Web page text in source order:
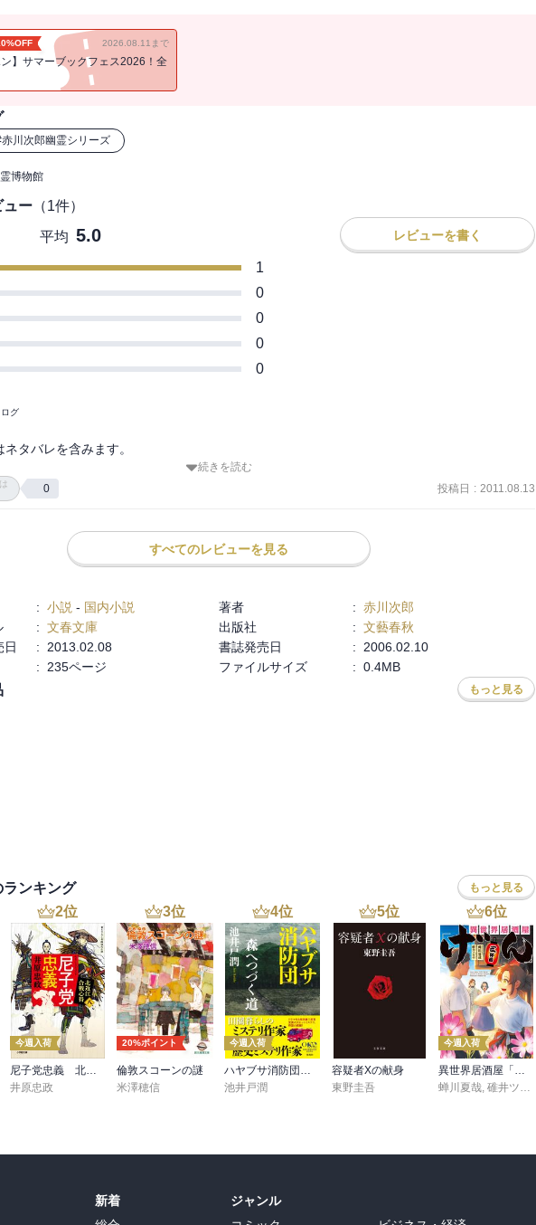
2026.08.11まで
ン】サマーブックフェス2026！全
赤川次郎幽霊シリーズ
博物館
ュー （1件）
平均 5.0 レビューを書く
1
0
0
0
0
グ
タバレを含みます。
事との物語なのに、暗い話と明るい話があるのが面白い。
に上る
ななめ」「挽歌」「終り」
えたものが多い。
な状況や、体調によるのだろうか。
年月を入れて、表にすると面白いかもしれない。
場人物の明るさ、結論の暗さを5段階評価して、その流れを読めば、
かもしれない。
続きを読む
0 投稿日 : 2011.08.13
すべてのレビューを見る
: 小説 - 国内小説 著者 : 赤川次郎
: 文春文庫 出版社 : 文藝春秋
日
: 2013.02.08 書誌発売日 :
2006.02.10
: 235ページ ファイルサイズ : 0.4MB
もっと見る
ランキング もっと見る
2位
今週入荷
尼子党忠義 北近江合戦心得〈八〉
井原忠政
3位
20%ポイント
倫敦スコーンの謎
米澤穂信
4位
今週入荷
池井戸潤
5位
容疑者Xの献身
東野圭吾
6位
今週入荷
蝉川夏哉 ,碓井ツカサ
新着
ジャンル